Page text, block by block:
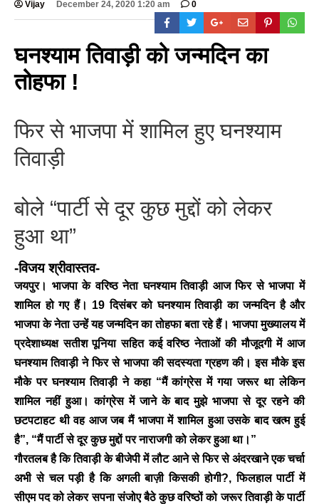
Vijay December 24, 2020 1:20 am 0
घनश्याम तिवाड़ी को जन्मदिन का
तोहफा !
फिर से भाजपा में शामिल हुए घनश्याम
तिवाड़ी
बोले “पार्टी से दूर कुछ मुद्दों को लेकर
हुआ था”
-विजय श्रीवास्तव-
जयपुर। भाजपा के वरिष्ठ नेता घनश्याम तिवाड़ी आज फिर से भाजपा में
शामिल हो गए हैं। 19 दिसंबर को घनश्याम तिवाड़ी का जन्मदिन है और
भाजपा के नेता उन्हें यह जन्मदिन का तोहफा बता रहे हैं। भाजपा मुख्यालय में
प्रदेशाध्यक्ष सतीश पूनिया सहित कई वरिष्ठ नेताओं की मौजूदगी में आज
घनश्याम तिवाड़ी ने फिर से भाजपा की सदस्यता ग्रहण की। इस मौके इस
मौके पर घनश्याम तिवाड़ी ने कहा “मैं कांग्रेस में गया जरूर था लेकिन
शामिल नहीं हुआ। कांग्रेस में जाने के बाद मुझे भाजपा से दूर रहने की
छटपटाहट थी वह आज जब मैं भाजपा में शामिल हुआ उसके बाद खत्म हुई
है”, “मैं पार्टी से दूर कुछ मुद्दों पर नाराजगी को लेकर हुआ था।”
गौरतलब है कि तिवाड़ी के बीजेपी में लौट आने से फिर से अंदरखाने एक चर्चा
अभी से चल पड़ी है कि अगली बाज़ी किसकी होगी?, फिलहाल पार्टी में
सीएम पद को लेकर सपना संजोए बैठे कुछ वरिष्ठों को जरूर तिवाड़ी के पार्टी